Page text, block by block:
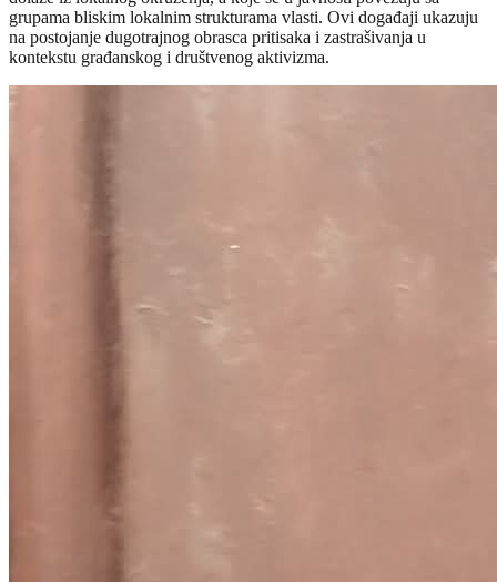
grupama bliskim lokalnim strukturama vlasti. Ovi događaji ukazuju
na postojanje dugotrajnog obrasca pritisaka i zastrašivanja u
kontekstu građanskog i društvenog aktivizma.